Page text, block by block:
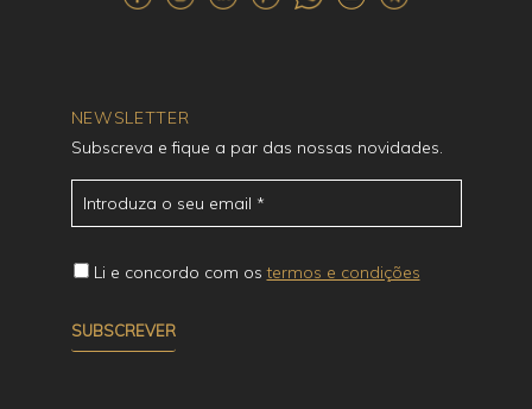
NEWSLETTER
Subscreva e fique a par das nossas novidades.
Li e concordo com ostermos e condições